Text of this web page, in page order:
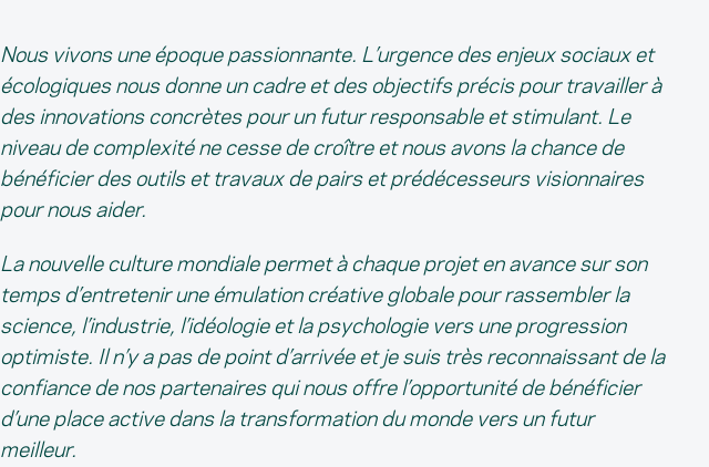
Nous vivons une époque passionnante. L’urgence des enjeux sociaux et
écologiques nous donne un cadre et des objectifs précis pour travailler à
des innovations concrètes pour un futur responsable et stimulant. Le
niveau de complexité ne cesse de croître et nous avons la chance de
bénéficier des outils et travaux de pairs et prédécesseurs visionnaires
pour nous aider.
La nouvelle culture mondiale permet à chaque projet en avance sur son
temps d’entretenir une émulation créative globale pour rassembler la
science, l’industrie, l’idéologie et la psychologie vers une progression
optimiste. Il n’y a pas de point d’arrivée et je suis très reconnaissant de la
confiance de nos partenaires qui nous offre l’opportunité de bénéficier
d’une place active dans la transformation du monde vers un futur
meilleur.